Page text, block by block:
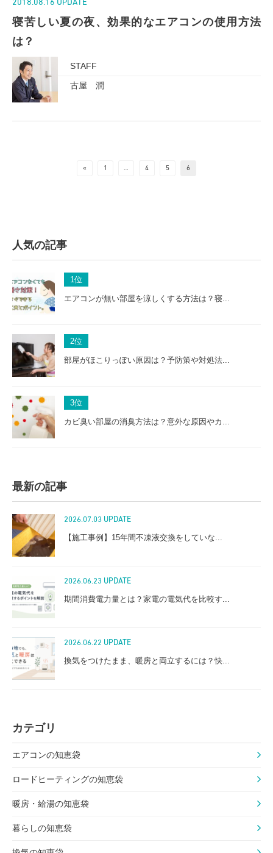
2018.08.16 UPDATE
寝苦しい夏の夜、効果的なエアコンの使用方法
は？
STAFF
古屋 潤
« 1 4 5 6
人気の記事
1位
エアコンが無い部屋を涼しくする方法は？寝...
2位
部屋がほこりっぽい原因は？予防策や対処法...
3位
カビ臭い部屋の消臭方法は？意外な原因やカ...
最新の記事
2026.07.03 UPDATE
【施工事例】15年間不凍液交換をしていな...
2026.06.23 UPDATE
期間消費電力量とは？家電の電気代を比較す...
2026.06.22 UPDATE
換気をつけたまま、暖房と両立するには？快...
カテゴリ
エアコンの知恵袋
ロードヒーティングの知恵袋
暖房・給湯の知恵袋
暮らしの知恵袋